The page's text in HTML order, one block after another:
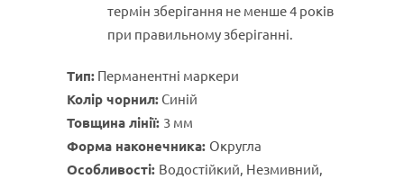
термін зберігання не менше 4 років
при правильному зберіганні.
Тип: Перманентні маркери
Колір чорнил: Синій
Товщина лінії: 3 мм
Форма наконечника: Округла
Особливості: Водостійкий, Незмивний,